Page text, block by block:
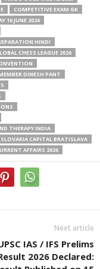
COMPETITIVE EXAM GK
16 JUNE 2026
HINDI
CHESS LEAGUE 2026
DINESH PANT
THERAPY INDIA
SLOVAKIA CAPITAL BRATISLAVA
AFFAIRS 2026
Next article
IAS / IFS Prelims
2026 Declared: